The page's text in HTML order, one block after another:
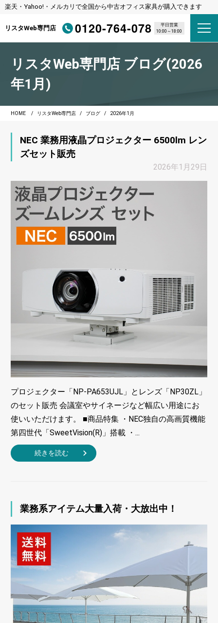
楽天・Yahoo!・メルカリで全国から中古オフィス家具が購入できます
リスタWeb専門店 0120-764-078
平日営業
10:00～18:00
リスタWeb専門店 ブログ(2026
年1月)
HOME リスタWeb専門店 ブログ 2026年1月
NEC 業務用液晶プロジェクター 6500lm レン
ズセット販売
2026年1月29日
プロジェクター「NP-PA653UJL」とレンズ「NP30ZL」
のセット販売 会議室やサイネージなど幅広い用途にお
使いいただけます。 ■商品特集 ・NEC独自の高画質機能
第四世代「SweetVision(R)」搭載 ・...
続きを読む
業務系アイテム大量入荷・大放出中！